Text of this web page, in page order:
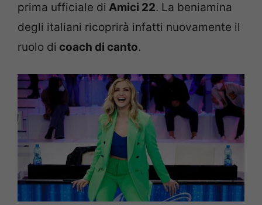
prima ufficiale di Amici 22. La beniamina
degli italiani ricoprirà infatti nuovamente il
ruolo di coach di canto.